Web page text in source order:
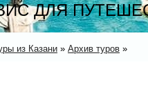
ДЛЯ
из Казани » Архив туров »